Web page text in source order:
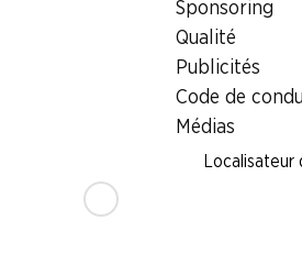
Sponsoring
Qualité
Publicités
Code de
Médias
Localisateur
Température de dégustation
Empreinte carbone
1103205